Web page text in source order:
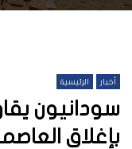
أخبار الرئيسية
سودانيون
بإغلاق